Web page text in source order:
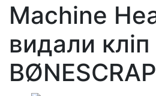
Machine
видали кліп